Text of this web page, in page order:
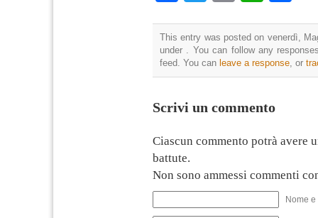
This entry was posted on venerdì,
under . You can follow any
feed. You can leave a response, or
Scrivi un commento
Ciascun commento potrà avere
battute.
Non sono ammessi commenti
Nome